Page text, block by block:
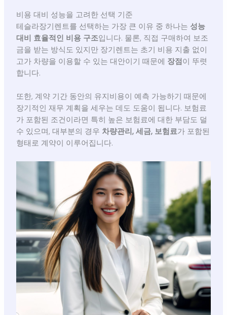
비용 대비 성능을 고려한 선택 기준
테슬라장기렌트를 선택하는 가장 큰 이유 중 하나는 성능
대비 효율적인 비용 구조입니다. 물론, 직접 구매하여 보조
금을 받는 방식도 있지만 장기렌트는 초기 비용 지출 없이
고가 차량을 이용할 수 있는 대안이기 때문에 장점 이 뚜렷
합니다.
또한, 계약 기간 동안의 유지비용이 예측 가능하기 때문에
장기적인 재무 계획을 세우는 데도 도움이 됩니다. 보험료
가 포함된 조건이라면 특히 높은 보험료에 대한 부담도 덜
수 있으며, 대부분의 경우 차량관리, 세금, 보험료가 포함된
형태로 계약이 이루어집니다.